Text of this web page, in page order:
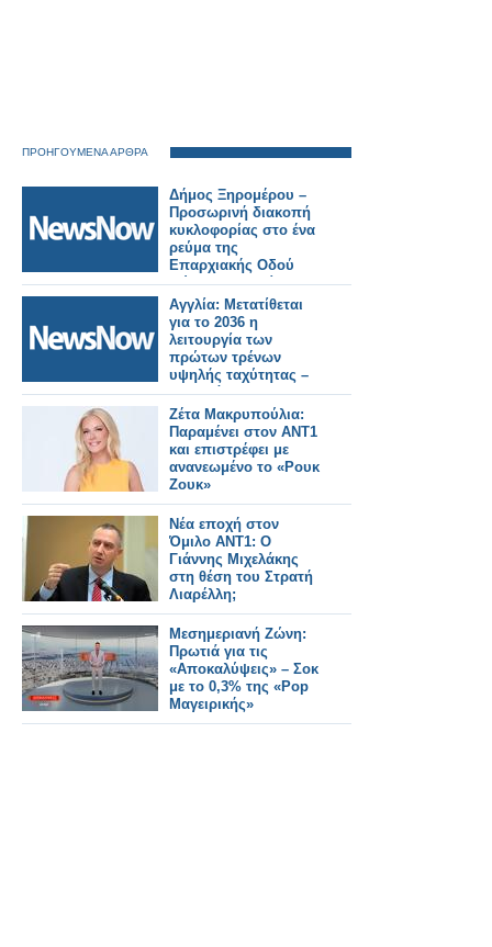
ΠΡΟΗΓΟΥΜΕΝΑ ΑΡΘΡΑ
Δήμος Ξηρομέρου –
Προσωρινή διακοπή
κυκλοφορίας στο ένα
ρεύμα της
Επαρχιακής Οδού
Μύτικα – Παλαίρου.
Αγγλία: Μετατίθεται
για το 2036 η
λειτουργία των
πρώτων τρένων
υψηλής ταχύτητας –
Υπερβάσεις 107 δισ.
λιρών
Ζέτα Μακρυπούλια:
Παραμένει στον ΑΝΤ1
και επιστρέφει με
ανανεωμένο το «Ρουκ
Ζουκ»
Νέα εποχή στον
Όμιλο ANT1: Ο
Γιάννης Μιχελάκης
στη θέση του Στρατή
Λιαρέλλη;
Μεσημεριανή Ζώνη:
Πρωτιά για τις
«Αποκαλύψεις» – Σοκ
με το 0,3% της «Pop
Μαγειρικής»